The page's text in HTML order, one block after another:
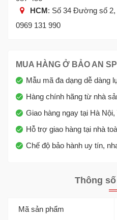
HCM: Số 34 Đường số
0969 131 990
MUA HÀNG Ở BẢO AN
Mẫu mã đa dạng dễ dàng
Hàng chính hãng từ nhà
Giao hàng ngay tại Hà
Hỗ trợ giao hàng tại nhà
Chế độ bảo hành uy tín,
Thông
Mã sản phẩm